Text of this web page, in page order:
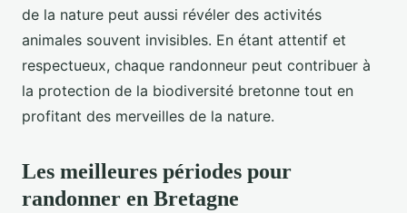
de la nature peut aussi révéler des activités
animales souvent invisibles. En étant attentif et
respectueux, chaque randonneur peut contribuer à
la protection de la biodiversité bretonne tout en
profitant des merveilles de la nature.
Les meilleures périodes pour
randonner en Bretagne